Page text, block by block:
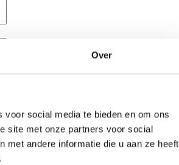
Over
social media te bieden en om ons
site met onze partners voor social
met andere informatie die u aan ze heeft